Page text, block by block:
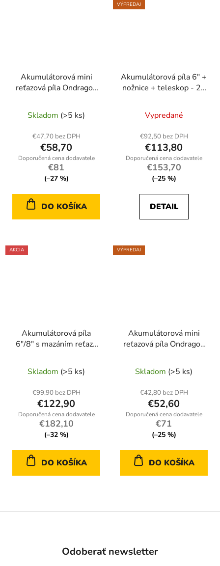
Akumulátorová mini
reťazová píla Ondragon
| 2× batéria
Skladom (>5 ks)
€47,70 bez DPH
€58,70
€81
(–27 %)
DO KOŠÍKA
VÝPREDAJ
Akumulátorová píla 6″ +
nožnice + teleskop - 2×
XXXL)
hodnotenie
produktu
je
5,0
z
Vypredané
€92,50 bez DPH
€113,80
€153,70
(–25 %)
DETAIL
AKCIA
Akumulátorová píla
6″/8″ s mazáním reťaze
m – 2× BIG Akku 5 Ah
(sada XXXL)
ONDRAGON
hodnotenie
produktu
je
5,0
z
hviezdičiek.
Skladom (>5 ks)
€99,90 bez DPH
€122,90
€182,10
(–32 %)
DO KOŠÍKA
VÝPREDAJ
Akumulátorová mini
reťazová píla Ondragon
2×36V batéria
Skladom (>5 ks)
€42,80 bez DPH
€52,60
€71
(–25 %)
DO KOŠÍKA
Odoberať newsletter